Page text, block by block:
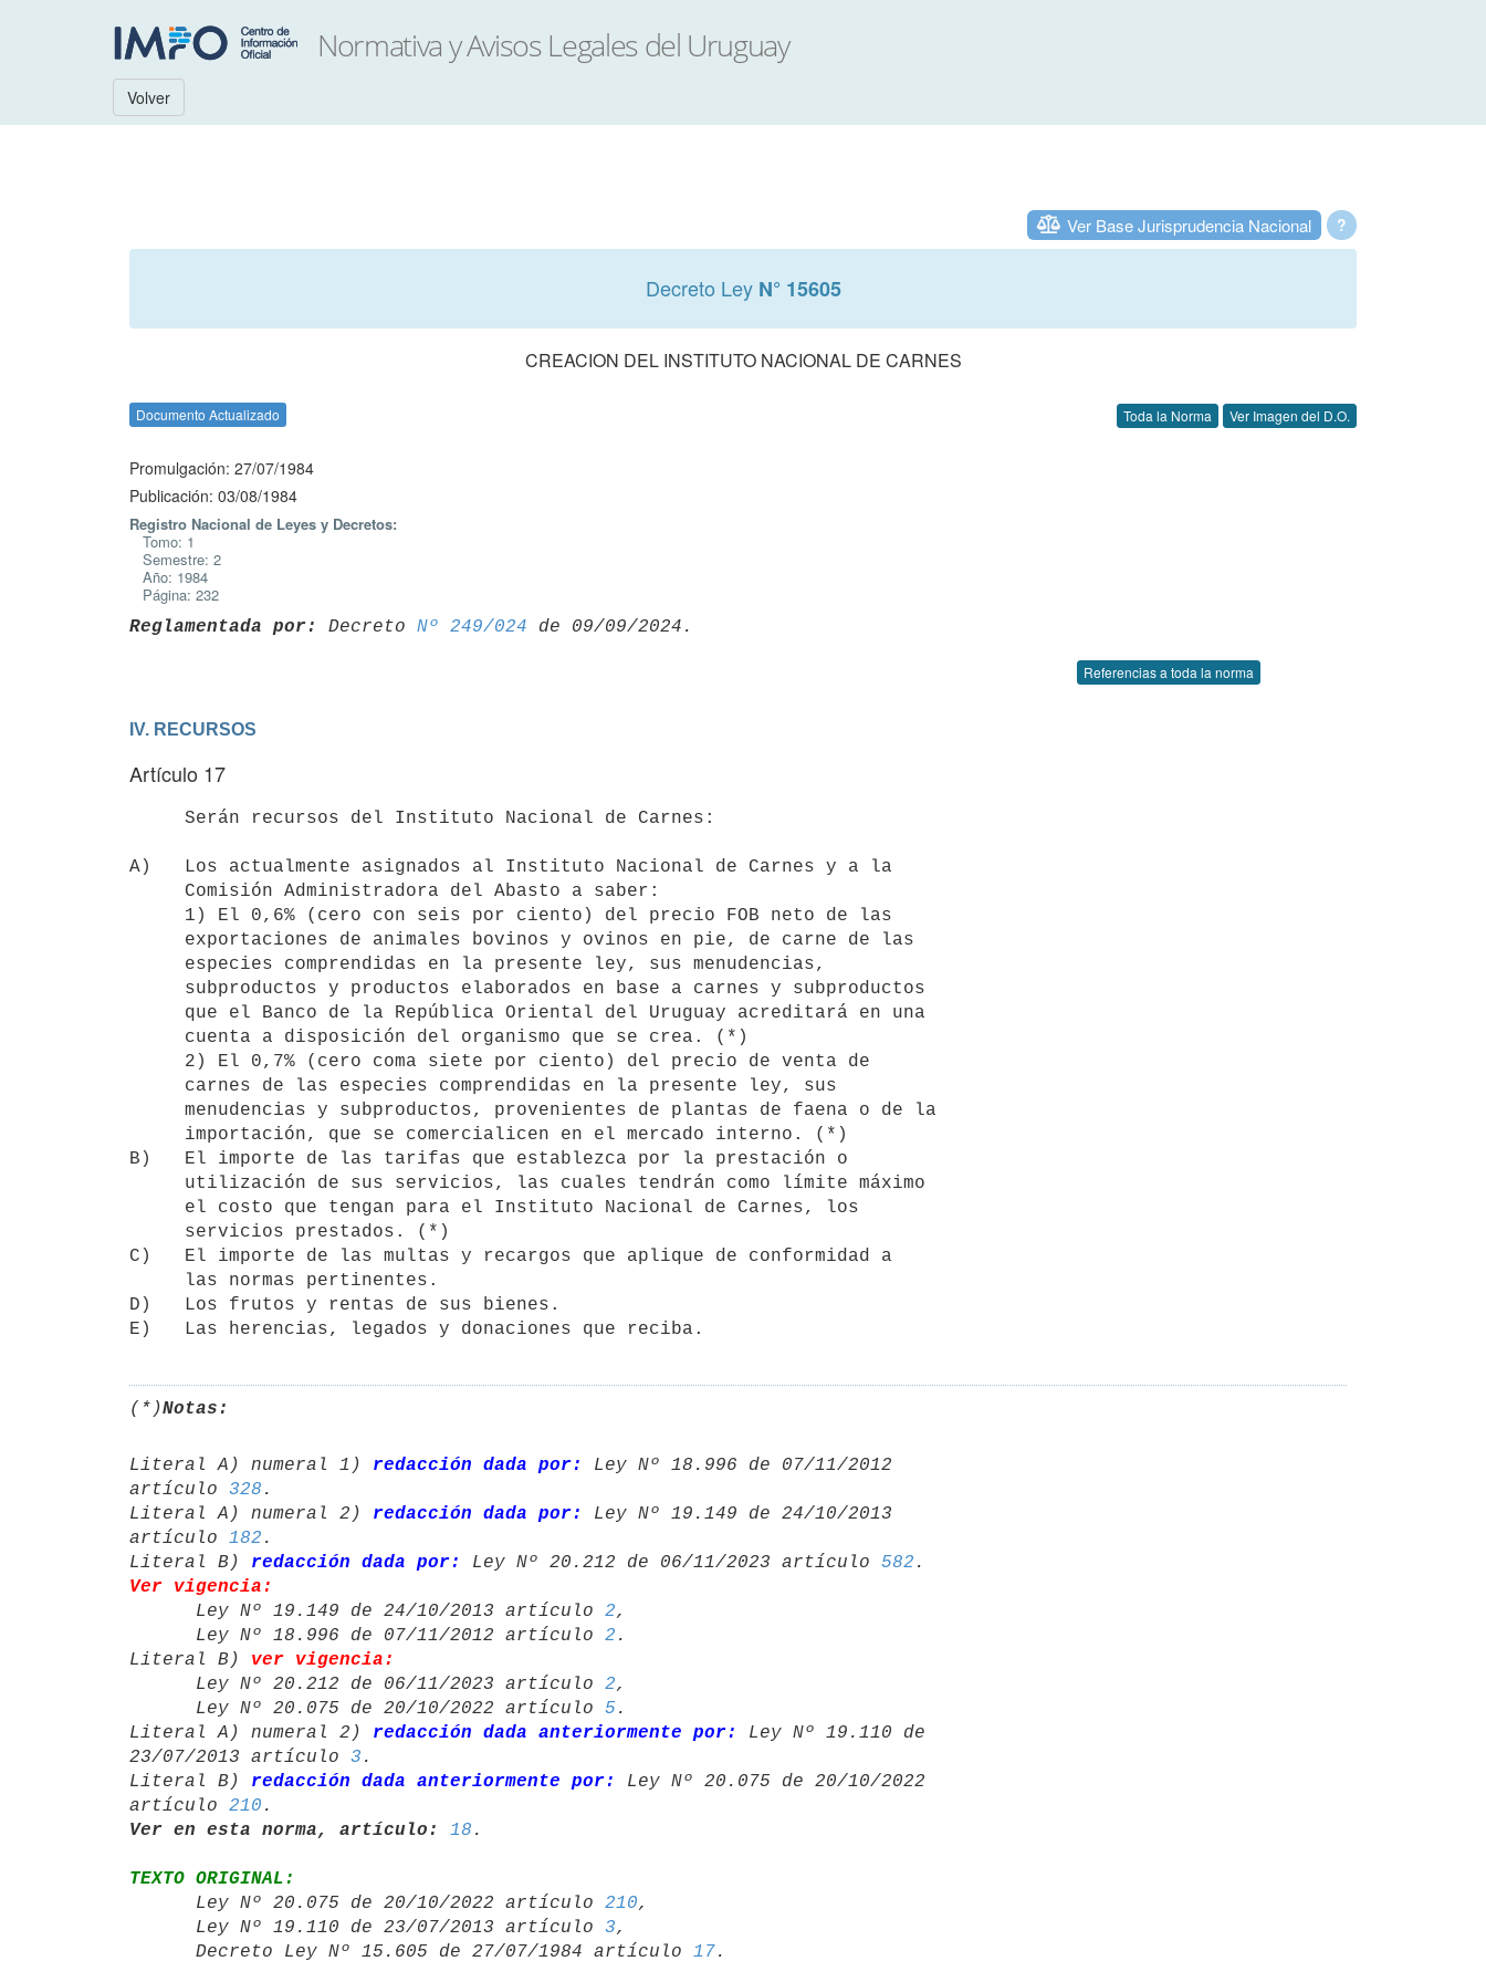
Volver
?
Ver Base Jurisprudencia Nacional
Decreto Ley N° 15605
CREACION DEL INSTITUTO NACIONAL DE CARNES
Documento Actualizado Toda la Norma Ver Imagen del D.O.
Promulgación: 27/07/1984
Publicación: 03/08/1984
Registro Nacional de Leyes y Decretos:
Tomo: 1
Semestre: 2
Año: 1984
Página: 232
Reglamentada por: Decreto Nº 249/024
Referencias a toda la norma
IV. RECURSOS
Artículo 17
A)   Los actualmente asignados al Instituto Nacional de Carnes y a la
B)   El importe de las tarifas que establezca por la prestación o
C)   El importe de las multas y recargos que aplique de conformidad a
D)   Los frutos y rentas de sus bienes.
(*)Notas:
Literal A) numeral 1) redacción dada por:
Ley Nº 18.996 de 07/11/2012
artículo 328 .
Literal A) numeral 2) redacción dada por:
Ley Nº 19.149 de 24/10/2013
artículo 182 .
Literal B) redacción dada por: Ley Nº 20.212 de 06/11/2023 artículo 582
Ver vigencia:
Ley Nº 19.149 de 24/10/2013 artículo 2,
      Ley Nº 18.996 de 07/11/2012 artículo
2 .
Literal B) ver vigencia:
      Ley Nº 20.212 de 06/11/2023 artículo
2,
      Ley Nº 20.075 de 20/10/2022 artículo
5 .
Literal A) numeral 2) redacción dada anteriormente por:
Ley Nº 19.110 de
23/07/2013 artículo 3 .
Literal B) redacción dada anteriormente por:
Ley Nº 20.075 de 20/10/2022
artículo 210
Ver en esta norma, artículo:
18
TEXTO ORIGINAL:
Ley Nº 20.075 de 20/10/2022 artículo 210,
      Ley Nº 19.110 de 23/07/2013 artículo
3,
      Decreto Ley Nº 15.605 de 27/07/1984 artículo
17